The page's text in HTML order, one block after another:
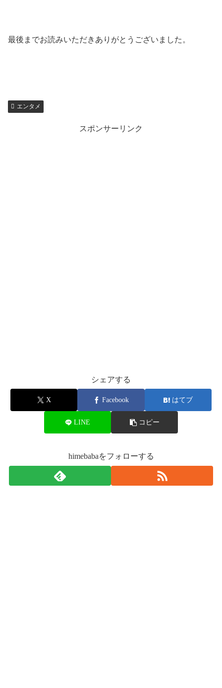
最後までお読みいただきありがとうございました。
エンタメ
スポンサーリンク
シェアする
X Facebook はてブ
LINE コピー
himebabaをフォローする